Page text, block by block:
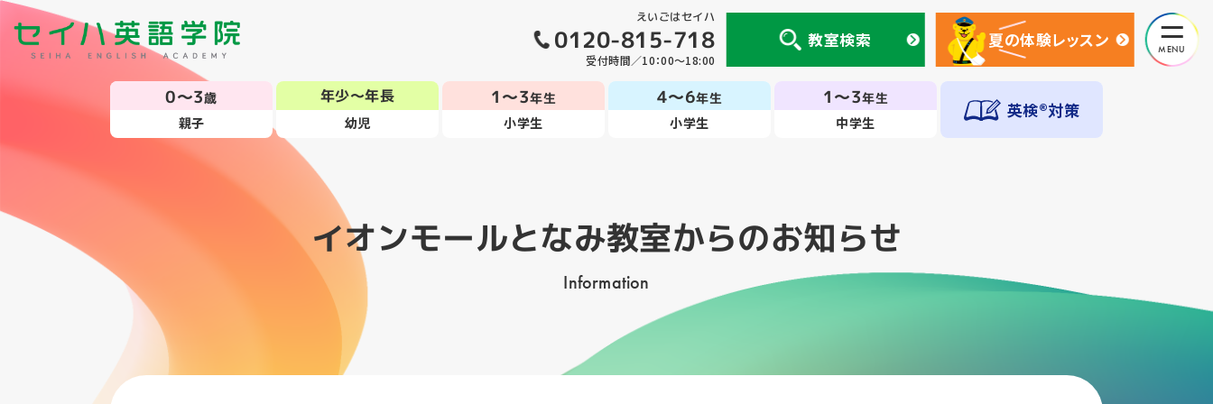
えいごはセイハ
0120-815-718
受付時間／10：00～18:00
教室検索
夏の体験レッスン
夏の体験レッスン
0～3歳
親子
年少～年長
幼児
1～3年生
小学生
4～6年生
小学生
1～3年生
中学生
英検®対策
イオンモールとなみ教室からのお知らせ
Information